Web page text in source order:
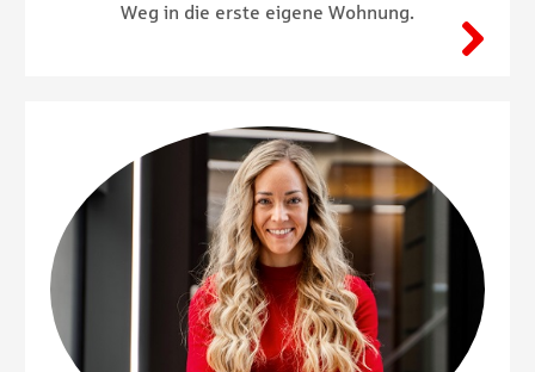
Weg in die erste eigene Wohnung.